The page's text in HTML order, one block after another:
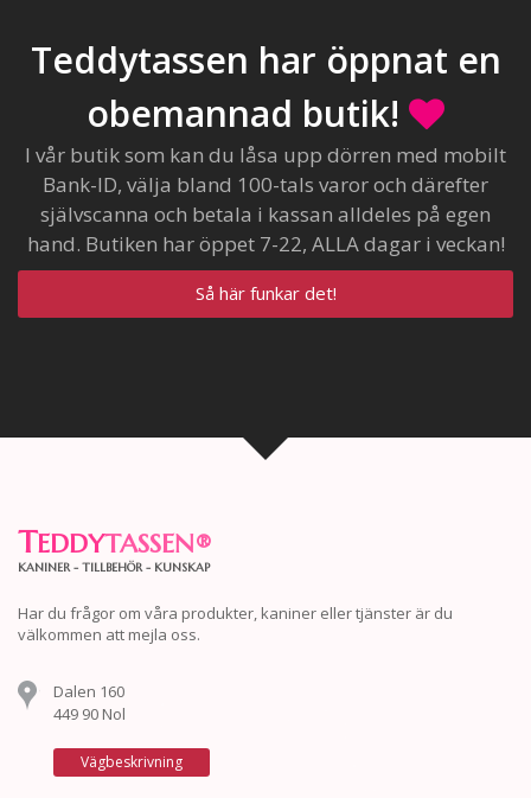
Teddytassen har öppnat en
obemannad butik!
I vår butik som kan du låsa upp dörren med mobilt
Bank-ID, välja bland 100-tals varor och därefter
självscanna och betala i kassan alldeles på egen
hand. Butiken har öppet 7-22, ALLA dagar i veckan!
Så här funkar det!
TEDDYTASSEN®
KANINER - TILLBEHÖR - KUNSKAP
Har du frågor om våra produkter, kaniner eller tjänster är du
välkommen att mejla oss.
Dalen 160
449 90 Nol
Vägbeskrivning